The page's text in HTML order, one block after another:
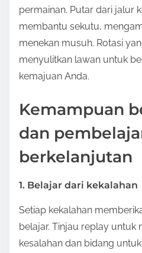
permainan. Putar dari jalur
membantu sekutu,
menekan musuh. Rotasi
menyulitkan lawan untuk
kemajuan Anda.
Kemampuan
dan
berkelanjutan
1. Belajar dari kekalahan
Setiap kekalahan
belajar. Tinjau replay untuk
kesalahan dan bidang